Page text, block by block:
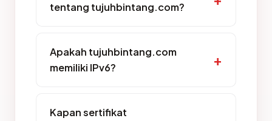
tentang tujuhbintang.com?
Apakah tujuhbintang.com
memiliki IPv6?
Kapan sertifikat